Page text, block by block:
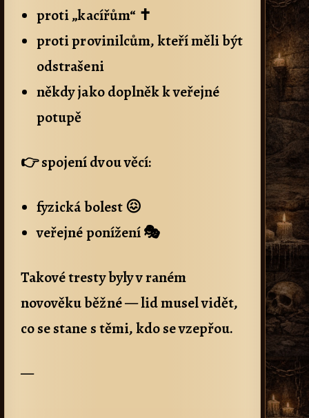
proti „kacířům“ ✝️
proti provinilcům, kteří měli být
odstrašeni
někdy jako doplněk k veřejné
potupě
👉 spojení dvou věcí:
fyzická bolest 😖
veřejné ponížení 🎭
Takové tresty byly v raném
novověku běžné — lid musel vidět,
co se stane s těmi, kdo se vzepřou.
—